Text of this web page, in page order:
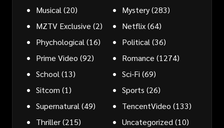
Musical(20) Mystery(283)
MZTV Exclusive (2) Netflix(64)
Phychological(16) Political(36)
Prime Video (92) Romance (1274)
School(13) Sci-Fi (69)
Sitcom (1) Sports (26)
Supernatural(49) TencentVideo (133)
Thriller(215) Uncategorized(10)